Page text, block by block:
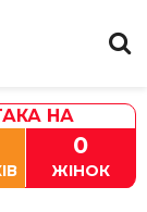
область
НА
0
ЖІНОК